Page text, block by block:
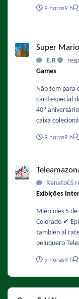
9 horas9 h
Super Mario
E.R
Games
Não tem para
card especial
40º
caixa
9 horas9 h
RenatoCS
Exibições
Miércoles 5 de agosto:
Colorado ✔️ Episodio 203 (1978): Dinero llama a dinero, pero
también al ratero El Chavo ✔️ Episodio 18 (1973): El
peluquero Teleamazonas Guayaquil Chapulín Colorado ✔️
mismo
Chavo ✔️
9 horas9 h